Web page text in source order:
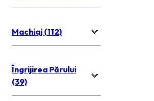
Machiaj (112)
Îngrijirea Părului
(39)